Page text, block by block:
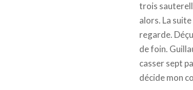
trois
alors. La suite
regarde.
de foin.
casser sept
décide mon